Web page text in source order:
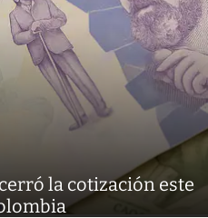
la cotización este